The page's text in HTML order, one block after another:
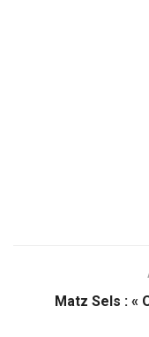
Matz Sels : «